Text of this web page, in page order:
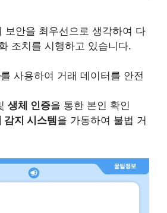
보안을 최우선으로 생각하여 다
조치를 시행하고 있습니다.
를 사용하여 거래 데이터를 안전
생체 인증을 통한 본인 확인
감지 시스템 을 가동하여 불법 거